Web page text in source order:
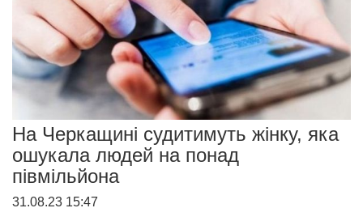
На Черкащині судитимуть жінку, яка
ошукала людей на понад
півмільйона
31.08.23 15:47